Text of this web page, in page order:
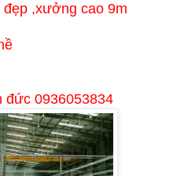
,xưởng cao 9m
đức 0936053834